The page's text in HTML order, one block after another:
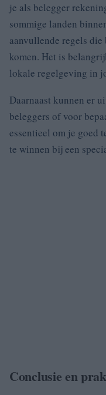
je als belegger
sommige landen
aanvullende regels
komen. Het is
lokale regelgeving in
Daarnaast kunnen er
beleggers of voor
essentieel om je goed
te winnen bij een
Conclusie en